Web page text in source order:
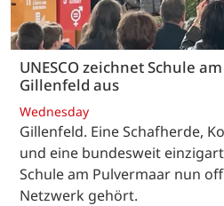
UNESCO zeichnet Schule
Gillenfeld aus
Wednesday
Gillenfeld. Eine Schafherde,
und eine bundesweit
Schule am Pulvermaar nun
Netzwerk gehört.